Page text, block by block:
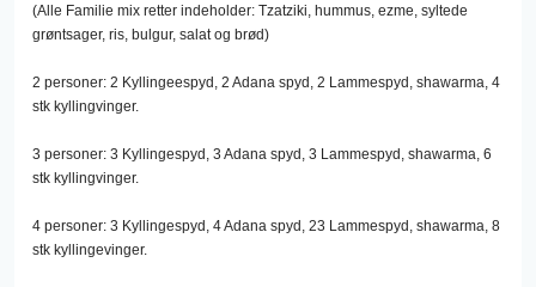
(Alle Familie mix retter indeholder: Tzatziki, hummus, ezme, syltede
grøntsager, ris, bulgur, salat og brød)
2 personer: 2 Kyllingeespyd, 2 Adana spyd, 2 Lammespyd, shawarma, 4
stk kyllingvinger.
3 personer: 3 Kyllingespyd, 3 Adana spyd, 3 Lammespyd, shawarma, 6
stk kyllingvinger.
4 personer: 3 Kyllingespyd, 4 Adana spyd, 23 Lammespyd, shawarma, 8
stk kyllingevinger.